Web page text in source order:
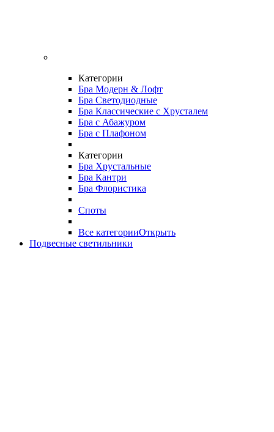
Категории
Бра Модерн & Лофт
Бра Светодиодные
Бра Классические с Хрусталем
Бра с Абажуром
Бра с Плафоном
Категории
Бра Хрустальные
Бра Кантри
Бра Флористика
Споты
Все категорииОткрыть
Подвесные светильники